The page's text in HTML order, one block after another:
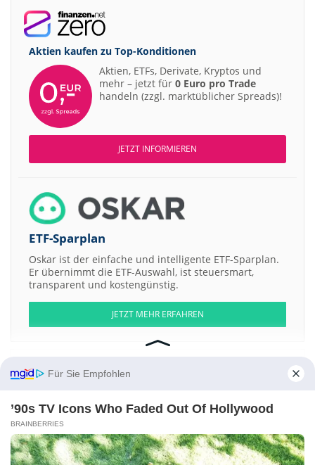
Aktien kaufen zu Top-Konditionen
Aktien, ETFs, Derivate, Kryptos und
mehr – jetzt für 0 Euro pro Trade
handeln (zzgl. marktüblicher Spreads)!
JETZT INFORMIEREN
ETF-Sparplan
Oskar ist der einfache und intelligente ETF-Sparplan.
Er übernimmt die ETF-Auswahl, ist steuersmart,
transparent und kostengünstig.
JETZT MEHR ERFAHREN
S&P 500
Weitere Aktien:
Aveng Scryb TTK Prestige Onyx Acquisition Company I Registered a
Trajectory Alpha Acquisition a
Für Sie Empfohlen
’90s TV Icons Who Faded Out Of Hollywood
BRAINBERRIES